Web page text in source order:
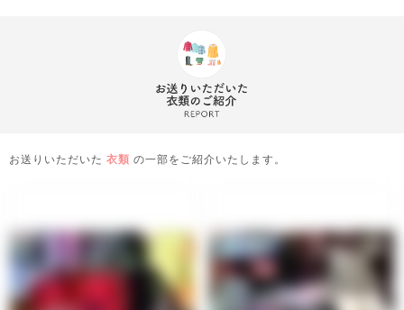
お送りいただいた 衣類 の一部をご紹介いたします。